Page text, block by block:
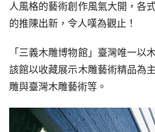
人風格的藝術創作風氣大開，各
的推陳出新，令人嘆為觀止！
「三義木雕博物館」臺灣唯一以
該館以收藏展示木雕藝術精品為
雕與臺灣木雕藝術等。